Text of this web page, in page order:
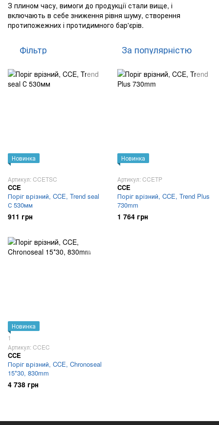
З плином часу, вимоги до продукції стали вище, і
включають в себе зниження рівня шуму, створення
протипожежних і протидимного бар'єрів.
Фільтр За популярністю
Новинка
Артикул: CCETSC
CCE
Поріг врізний, CCE, Trend seal
С 530мм
911 грн
Новинка
Артикул: CCETP
CCE
Поріг врізний, CCE, Trend Plus
730mm
1 764 грн
Новинка
1
Артикул: CCEC
CCE
Поріг врізний, CCE, Chronoseal
15*30, 830mm
4 738 грн